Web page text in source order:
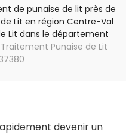
de punaise de lit près de
Lit en région Centre-Val
Lit dans le département
Punaise de Lit
devenir un